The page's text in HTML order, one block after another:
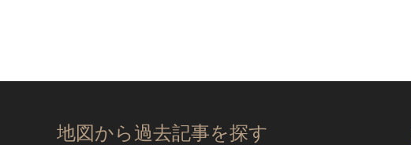
地図から過去記事を探す